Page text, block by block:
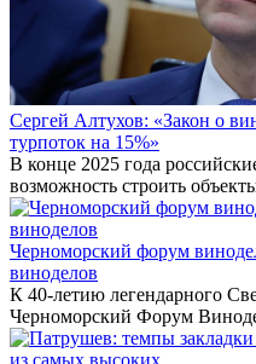
Сергей Алтухов: «Закон о
турпоток на 15%»
В конце 2025 года
возможность строить
Черноморский форум
виноделов
К 40-летию легендарного
Черноморский Форум